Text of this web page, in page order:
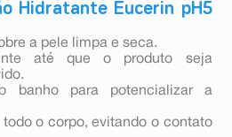
Hidratante Eucerin pH5
a pele limpa e seca.
até que o produto seja
banho para potencializar a
o corpo, evitando o contato